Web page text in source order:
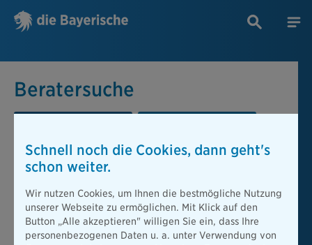
Beratersuche
Beratersuche
PLZ oder Ort
Berater finden
Schnell noch die Cookies, dann geht's
schon weiter.
Wir nutzen Cookies, um Ihnen die bestmögliche Nutzung
unserer Webseite zu ermöglichen. Mit Klick auf den
Button „Alle akzeptieren" willigen Sie ein, dass Ihre
personenbezogenen Daten u. a. unter Verwendung von